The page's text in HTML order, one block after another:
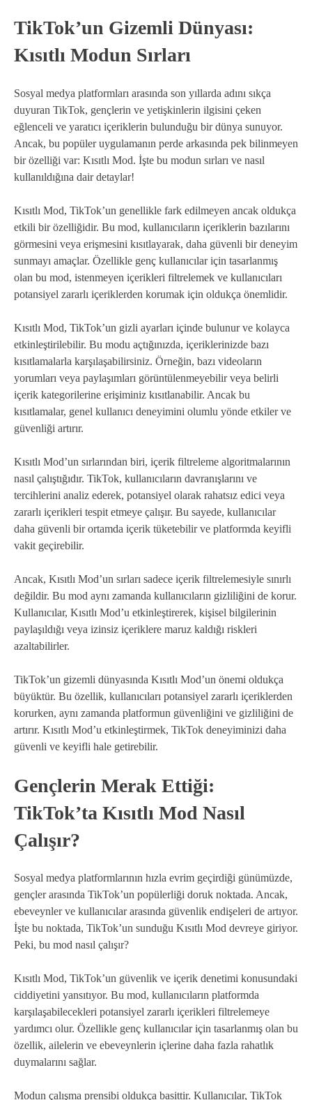
TikTok’un Gizemli Dünyası:
Kısıtlı Modun Sırları
Sosyal medya platformları arasında son yıllarda adını sıkça
duyuran TikTok, gençlerin ve yetişkinlerin ilgisini çeken
eğlenceli ve yaratıcı içeriklerin bulunduğu bir dünya sunuyor.
Ancak, bu popüler uygulamanın perde arkasında pek bilinmeyen
bir özelliği var: Kısıtlı Mod. İşte bu modun sırları ve nasıl
kullanıldığına dair detaylar!
Kısıtlı Mod, TikTok’un genellikle fark edilmeyen ancak oldukça
etkili bir özelliğidir. Bu mod, kullanıcıların içeriklerin bazılarını
görmesini veya erişmesini kısıtlayarak, daha güvenli bir deneyim
sunmayı amaçlar. Özellikle genç kullanıcılar için tasarlanmış
olan bu mod, istenmeyen içerikleri filtrelemek ve kullanıcıları
potansiyel zararlı içeriklerden korumak için oldukça önemlidir.
Kısıtlı Mod, TikTok’un gizli ayarları içinde bulunur ve kolayca
etkinleştirilebilir. Bu modu açtığınızda, içeriklerinizde bazı
kısıtlamalarla karşılaşabilirsiniz. Örneğin, bazı videoların
yorumları veya paylaşımları görüntülenmeyebilir veya belirli
içerik kategorilerine erişiminiz kısıtlanabilir. Ancak bu
kısıtlamalar, genel kullanıcı deneyimini olumlu yönde etkiler ve
güvenliği artırır.
Kısıtlı Mod’un sırlarından biri, içerik filtreleme algoritmalarının
nasıl çalıştığıdır. TikTok, kullanıcıların davranışlarını ve
tercihlerini analiz ederek, potansiyel olarak rahatsız edici veya
zararlı içerikleri tespit etmeye çalışır. Bu sayede, kullanıcılar
daha güvenli bir ortamda içerik tüketebilir ve platformda keyifli
vakit geçirebilir.
Ancak, Kısıtlı Mod’un sırları sadece içerik filtrelemesiyle sınırlı
değildir. Bu mod aynı zamanda kullanıcıların gizliliğini de korur.
Kullanıcılar, Kısıtlı Mod’u etkinleştirerek, kişisel bilgilerinin
paylaşıldığı veya izinsiz içeriklere maruz kaldığı riskleri
azaltabilirler.
TikTok’un gizemli dünyasında Kısıtlı Mod’un önemi oldukça
büyüktür. Bu özellik, kullanıcıları potansiyel zararlı içeriklerden
korurken, aynı zamanda platformun güvenliğini ve gizliliğini de
artırır. Kısıtlı Mod’u etkinleştirmek, TikTok deneyiminizi daha
güvenli ve keyifli hale getirebilir.
Gençlerin Merak Ettiği:
TikTok’ta Kısıtlı Mod Nasıl
Çalışır?
Sosyal medya platformlarının hızla evrim geçirdiği günümüzde,
gençler arasında TikTok’un popülerliği doruk noktada. Ancak,
ebeveynler ve kullanıcılar arasında güvenlik endişeleri de artıyor.
İşte bu noktada, TikTok’un sunduğu Kısıtlı Mod devreye giriyor.
Peki, bu mod nasıl çalışır?
Kısıtlı Mod, TikTok’un güvenlik ve içerik denetimi konusundaki
ciddiyetini yansıtıyor. Bu mod, kullanıcıların platformda
karşılaşabilecekleri potansiyel zararlı içerikleri filtrelemeye
yardımcı olur. Özellikle genç kullanıcılar için tasarlanmış olan bu
özellik, ailelerin ve ebeveynlerin içlerine daha fazla rahatlık
duymalarını sağlar.
Modun çalışma prensibi oldukça basittir. Kullanıcılar, TikTok